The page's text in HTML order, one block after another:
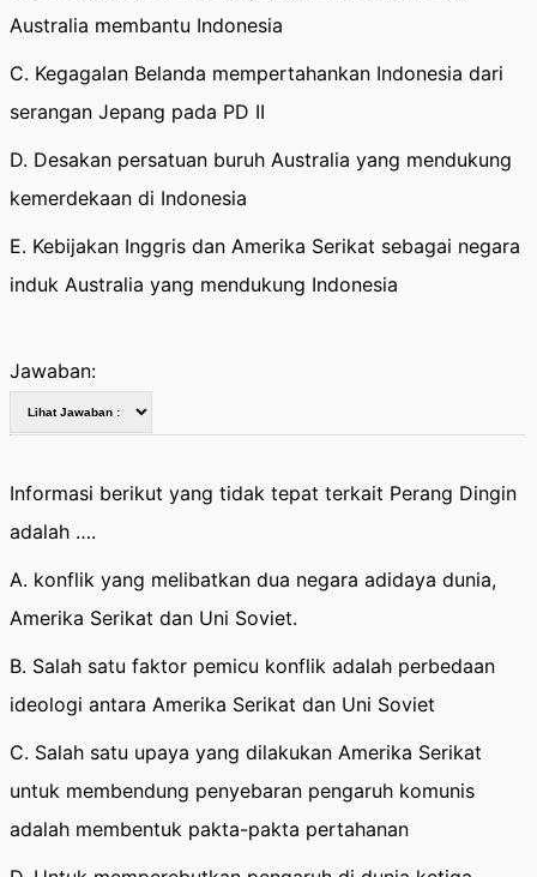
Australia membantu Indonesia
C. Kegagalan Belanda mempertahankan Indonesia dari
serangan Jepang pada PD II
D. Desakan persatuan buruh Australia yang mendukung
kemerdekaan di Indonesia
E. Kebijakan Inggris dan Amerika Serikat sebagai negara
induk Australia yang mendukung Indonesia
Jawaban:
Informasi berikut yang tidak tepat terkait Perang Dingin
adalah ….
A. konflik yang melibatkan dua negara adidaya dunia,
Amerika Serikat dan Uni Soviet.
B. Salah satu faktor pemicu konflik adalah perbedaan
ideologi antara Amerika Serikat dan Uni Soviet
C. Salah satu upaya yang dilakukan Amerika Serikat
untuk membendung penyebaran pengaruh komunis
adalah membentuk pakta-pakta pertahanan